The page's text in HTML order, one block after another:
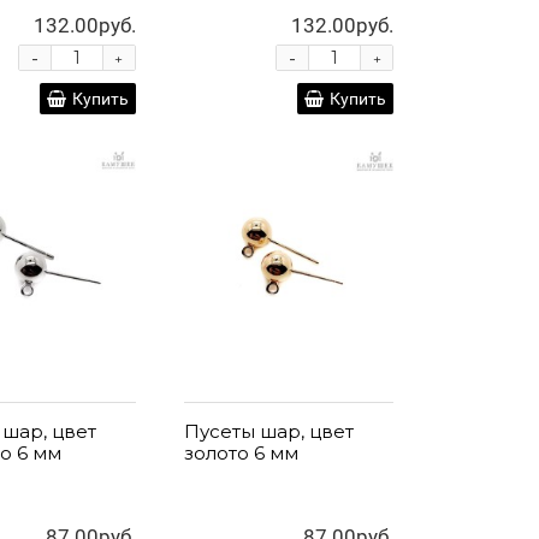
132.00руб.
+
-
Купить
132.00руб.
+
-
Купить
цвет
6 мм
Пусеты шар, цвет
золото 6 мм